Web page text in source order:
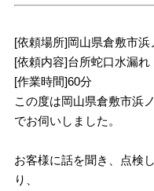
[依頼場所]岡山県倉敷市浜
[依頼内容]台所蛇口水漏れ
[作業時間]60分
この度は岡山県倉敷市浜
でお伺いしました。
お客様に話を聞き、点検
り、